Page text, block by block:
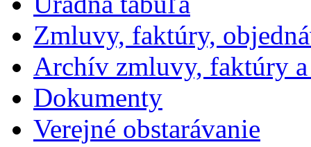
Zmluvy, faktúry,
Archív zmluvy, faktúry
Dokumenty
Verejné obstarávanie